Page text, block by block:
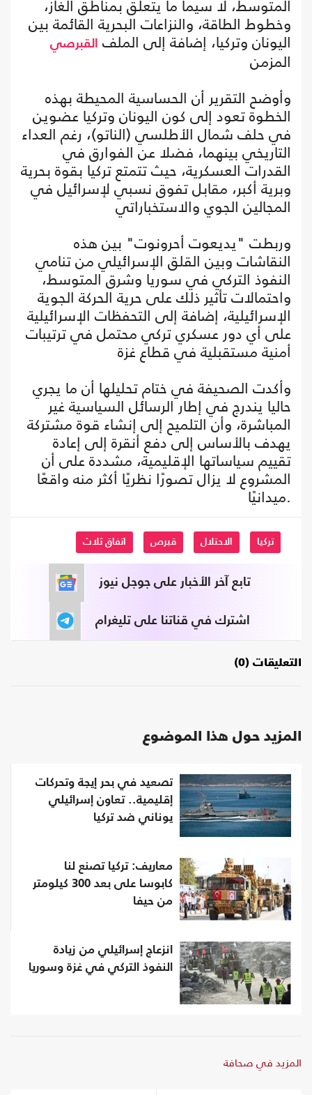
المتوسط، لا سيما ما يتعلق بمناطق الغاز،
وخطوط الطاقة، والنزاعات البحرية القائمة بين
اليونان وتركيا، إضافة إلى الملف القبرصي
المزمن
وأوضح التقرير أن الحساسية المحيطة بهذه
الخطوة تعود إلى كون اليونان وتركيا عضوين
في حلف شمال الأطلسي (الناتو)، رغم العداء
التاريخي بينهما، فضلا عن الفوارق في
القدرات العسكرية، حيث تتمتع تركيا بقوة بحرية
وبرية أكبر، مقابل تفوق نسبي لإسرائيل في
المجالين الجوي والاستخباراتي
وربطت "يديعوت أحرونوت" بين هذه
النقاشات وبين القلق الإسرائيلي من تنامي
النفوذ التركي في سوريا وشرق المتوسط،
واحتمالات تأثير ذلك على حرية الحركة الجوية
الإسرائيلية، إضافة إلى التحفظات الإسرائيلية
على أي دور عسكري تركي محتمل في ترتيبات
أمنية مستقبلية في قطاع غزة
وأكدت الصحيفة في ختام تحليلها أن ما يجري
حاليا يندرج في إطار الرسائل السياسية غير
المباشرة، وأن التلميح إلى إنشاء قوة مشتركة
يهدف بالأساس إلى دفع أنقرة إلى إعادة
تقييم سياساتها الإقليمية، مشددة على أن
المشروع لا يزال تصورًا نظريًا أكثر منه واقعًا
ميدانيًا.
تركيا الاحتلال قبرص اتفاق ثلاث
تابع آخر الأخبار على جوجل نيوز
اشترك في قناتنا على تليغرام
التعليقات (0)
المزيد حول هذا الموضوع
تصعيد في بحر إيجة وتحركات
إقليمية.. تعاون إسرائيلي
يوناني ضد تركيا
معاريف: تركيا تصنع لنا
كابوسا على بعد 300 كيلومتر
من حيفا
انزعاج إسرائيلي من زيادة
النفوذ التركي في غزة وسوريا
المزيد في صحافة